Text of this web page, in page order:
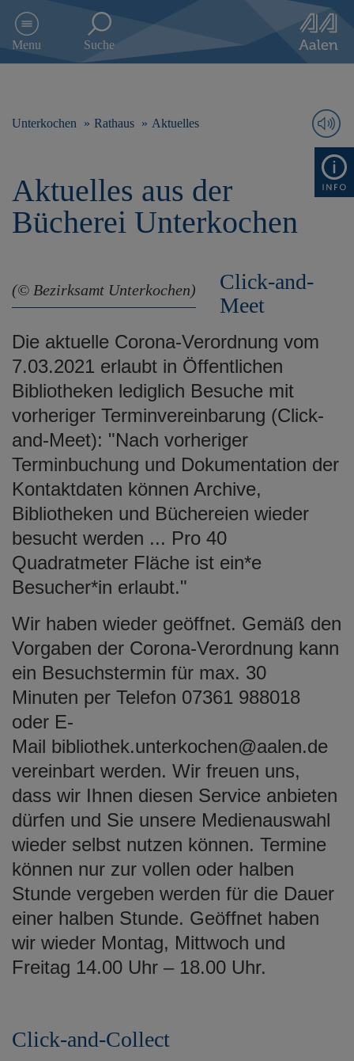
e
h
Menu Suche
Unterkochen Rathaus Aktuelles
Aktuelles aus der
Bücherei Unterkochen
(© Bezirksamt Unterkochen)
Click-and-
Meet
Die aktuelle Corona-Verordnung vom
7.03.2021 erlaubt in Öffentlichen
Bibliotheken lediglich Besuche mit
vorheriger Terminvereinbarung (Click-
and-Meet): "Nach vorheriger
Terminbuchung und Dokumentation der
Kontaktdaten können Archive,
Bibliotheken und Büchereien wieder
besucht werden ... Pro 40
Quadratmeter Fläche ist ein*e
Besucher*in erlaubt."
Wir haben wieder geöffnet. Gemäß den
Vorgaben der Corona-Verordnung kann
ein Besuchstermin für max. 30
Minuten per Telefon 07361 988018
oder E-
Mail bibliothek.unterkochen@aalen.de
vereinbart werden. Wir freuen uns,
dass wir Ihnen diesen Service anbieten
dürfen und Sie unsere Medienauswahl
wieder selbst nutzen können. Termine
können nur zur vollen oder halben
Stunde vergeben werden für die Dauer
einer halben Stunde. Geöffnet haben
wir wieder Montag, Mittwoch und
Freitag 14.00 Uhr – 18.00 Uhr.
Click-and-Collect